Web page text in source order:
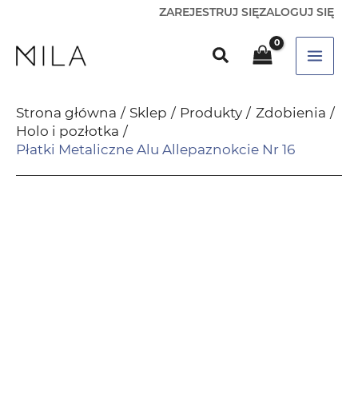
ZAREJESTRUJ SIĘZALOGUJ SIĘ
Strona główna Sklep Produkty
Zdobienia
Holo i pozłotka
Płatki Metaliczne Alu Allepaznokcie Nr 16